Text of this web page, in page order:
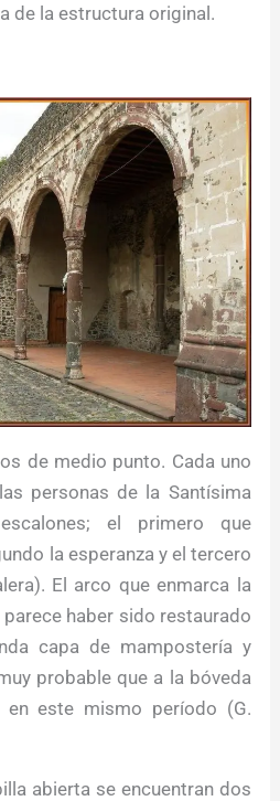
de la estructura original.
de medio punto. Cada uno
personas de la Santísima
el primero que
la esperanza y el tercero
El arco que enmarca la
haber sido restaurado
capa de mampostería y
probable que a la bóveda
en este mismo período (G.
abierta se encuentran dos